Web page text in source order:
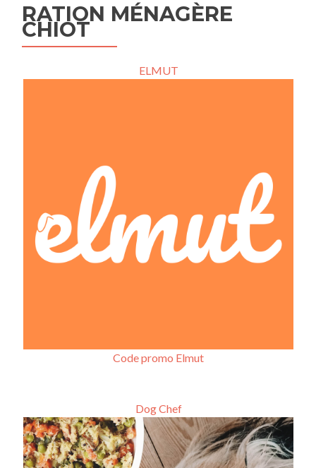
RATION MÉNAGÈRE
CHIOT
ELMUT
Code promo Elmut
Dog Chef